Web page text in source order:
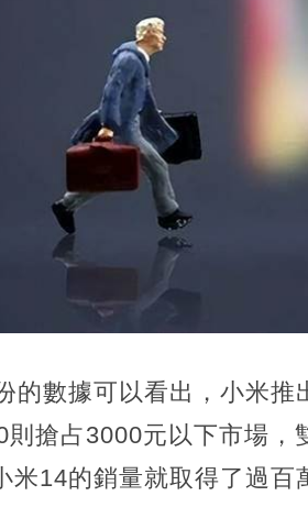
的數據可以看出，小米推
則搶占3000元以下市場，
米14的銷量就取得了過百